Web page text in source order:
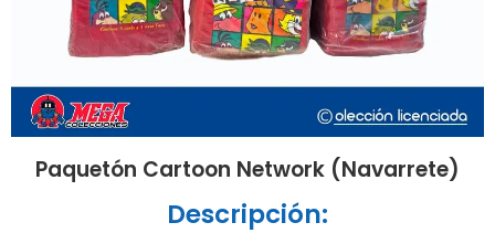
Paquetón Cartoon Network (Navarrete)
Descripción: